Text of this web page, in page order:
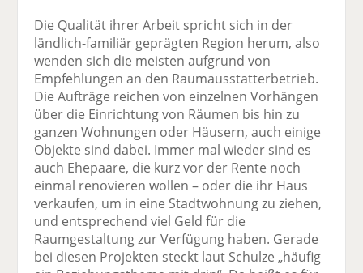
Die Qualität ihrer Arbeit spricht sich in der
ländlich-familiär geprägten Region herum, also
wenden sich die meisten aufgrund von
Empfehlungen an den Raumausstatterbetrieb.
Die Aufträge reichen von einzelnen Vorhängen
über die Einrichtung von Räumen bis hin zu
ganzen Wohnungen oder Häusern, auch einige
Objekte sind dabei. Immer mal wieder sind es
auch Ehepaare, die kurz vor der Rente noch
einmal renovieren wollen – oder die ihr Haus
verkaufen, um in eine Stadtwohnung zu ziehen,
und entsprechend viel Geld für die
Raumgestaltung zur Verfügung haben. Gerade
bei diesen Projekten steckt laut Schulze „häufig